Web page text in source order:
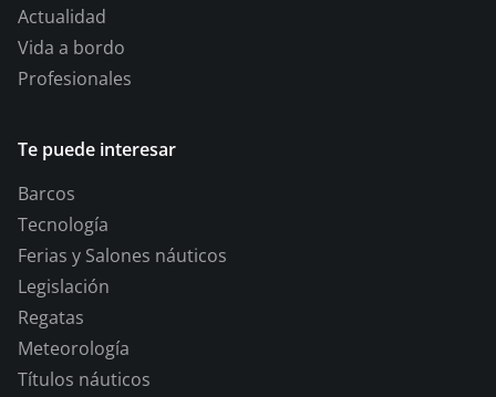
Actualidad
Vida a bordo
Profesionales
Te puede interesar
Barcos
Tecnología
Ferias y Salones náuticos
Legislación
Regatas
Meteorología
Títulos náuticos